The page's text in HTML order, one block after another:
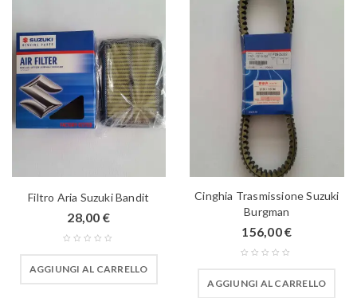
Filtro Aria Suzuki Bandit
28,00 €
AGGIUNGI AL CARRELLO
Cinghia Trasmissione Suzuki
Burgman
156,00€
AGGIUNGI AL CARRELLO